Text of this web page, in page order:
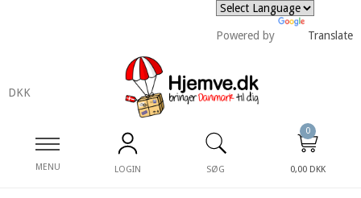
Powered by Translate
DKK
MENU LOGIN SØG
0
0,00 DKK